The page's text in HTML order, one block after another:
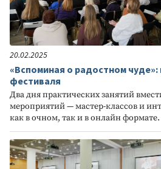
20.02.2025
«Вспоминая о радостном чуде»:
фестиваля
Два дня практических занятий
мероприятий — мастер-классов и
как в очном, так и в онлайн формате.